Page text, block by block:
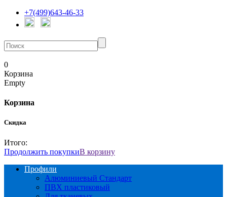
+7(499)643-46-33
0
Корзина
Empty
Корзина
Скидка
Итого:
Продолжить покупкиВ корзину
Профили
Алюминиевый Стандарт
ПВХ пластиковый